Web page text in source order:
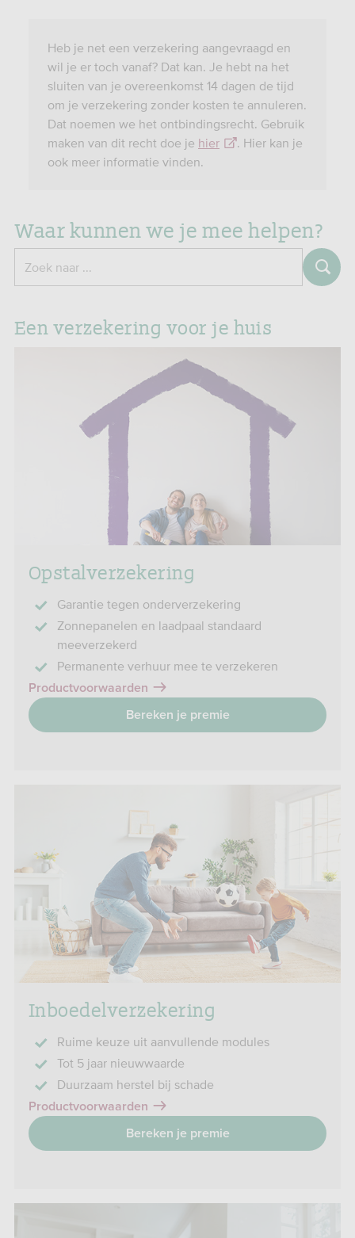
Heb je net een verzekering aangevraagd en
wil je er toch vanaf? Dat kan. Je hebt na het
sluiten van je overeenkomst 14 dagen de tijd
om je verzekering zonder kosten te annuleren.
Dat noemen we het ontbindingsrecht. Gebruik
maken van dit recht doe je hier
. Hier kan je
ook meer informatie vinden.
Waar kunnen we je mee helpen?
Zoek naar ...
Zoeken
Een verzekering voor je huis
Opstalverzekering
Garantie tegen onderverzekering
Zonnepanelen en laadpaal standaard
meeverzekerd
Permanente verhuur mee te verzekeren
Productvoorwaarden
Bereken je premie
Inboedelverzekering
Ruime keuze uit aanvullende modules
Tot 5 jaar nieuwwaarde
Duurzaam herstel bij schade
Productvoorwaarden
Bereken je premie